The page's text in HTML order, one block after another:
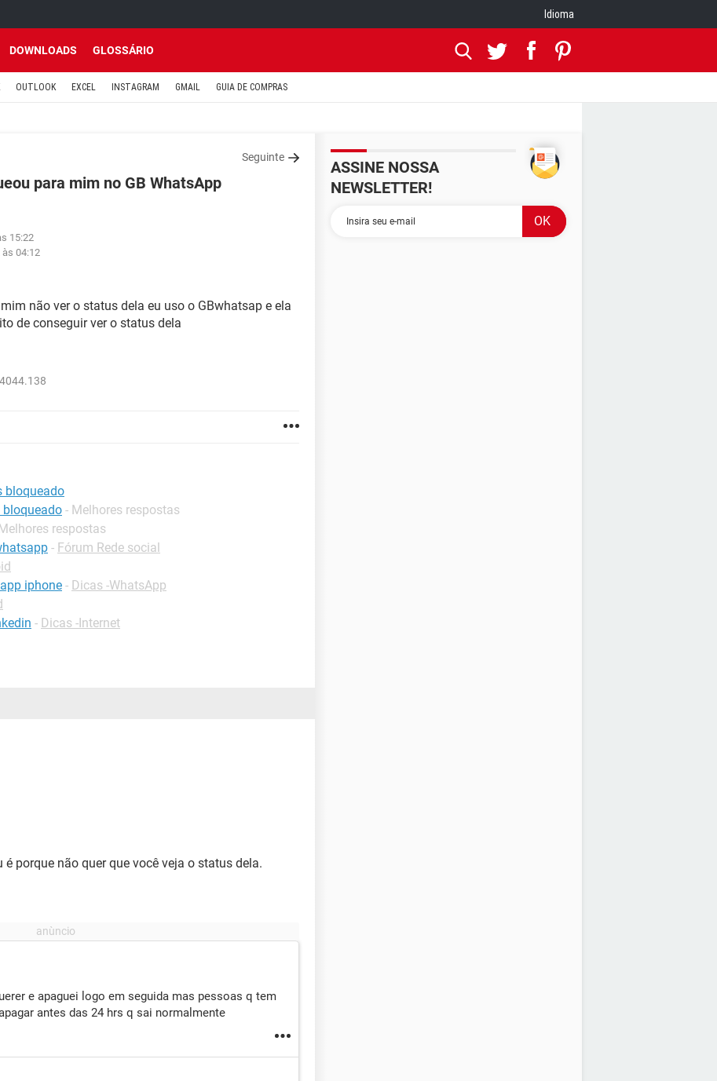
Idioma
DOWNLOADS GLOSSÁRIO
OUTLOOK EXCEL INSTAGRAM GMAIL GUIA DE COMPRAS
Seguinte
para mim no GB WhatsApp
15:22
às 04:12
não ver o status dela eu uso o GBwhatsap e ela
de conseguir ver o status dela
bloqueado
bloqueado - Melhores respostas
respostas
- Fórum Rede social
iphone - Dicas -WhatsApp
- Dicas -Internet
porque não quer que você veja o status dela.
e apaguei logo em seguida mas pessoas q tem
antes das 24 hrs q sai normalmente
ASSINE NOSSA
NEWSLETTER!